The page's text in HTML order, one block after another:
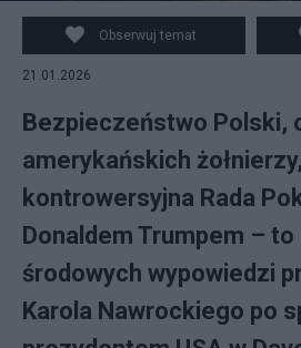
na zdjęciu: prezydent Karol
Trump. fot. EPA/AARON
Obserwuj temat
21.01.2026
Bezpieczeństwo Polski,
amerykańskich żołnierzy,
kontrowersyjna Rada
Donaldem Trumpem –
środowych wypowiedzi
Karola Nawrockiego po